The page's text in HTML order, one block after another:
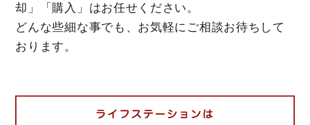
却」「購入」はお任せください。
どんな些細な事でも、お気軽にご相談お待ちして
おります。